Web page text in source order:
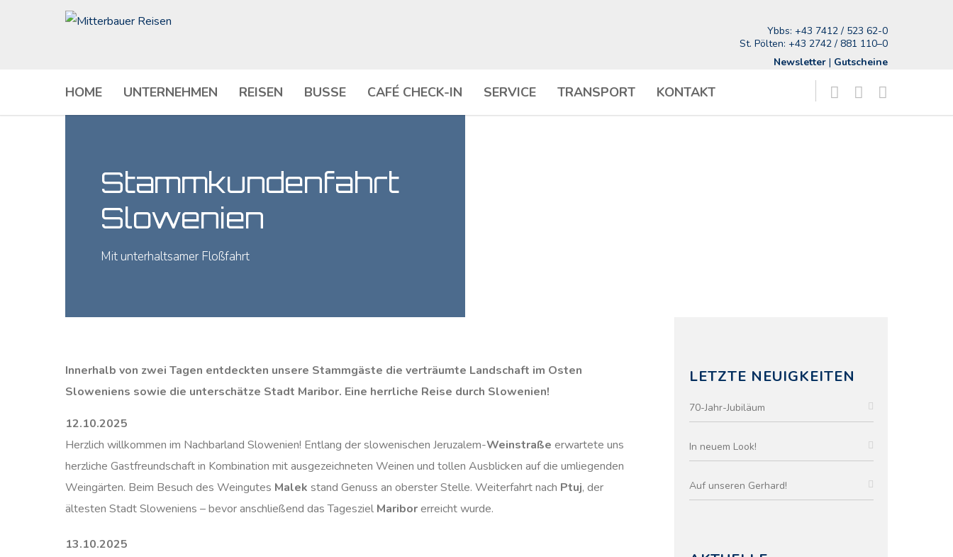
Ybbs: +43 7412 / 523 62-0
St. Pölten: +43 2742 / 881 110–0
Newsletter | Gutscheine
HOME UNTERNEHMEN REISEN BUSSE CAFÉ CHECK-IN SERVICE TRANSPORT KONTAKT
Stammkundenfahrt
Slowenien
Mit unterhaltsamer Floßfahrt
Innerhalb von zwei Tagen entdeckten unsere Stammgäste die verträumte Landschaft im Osten
Sloweniens sowie die unterschätze Stadt Maribor. Eine herrliche Reise durch Slowenien!
12.10.2025
Herzlich willkommen im Nachbarland Slowenien! Entlang der slowenischen Jeruzalem-Weinstraße erwartete uns
herzliche Gastfreundschaft in Kombination mit ausgezeichneten Weinen und tollen Ausblicken auf die umliegenden
Weingärten. Beim Besuch des Weingutes Malek stand Genuss an oberster Stelle. Weiterfahrt nach Ptuj, der
ältesten Stadt Sloweniens – bevor anschließend das Tagesziel Mariborerreicht wurde.
13.10.2025
LETZTE NEUIGKEITEN
70-Jahr-Jubiläum
In neuem Look!
Auf unseren Gerhard!